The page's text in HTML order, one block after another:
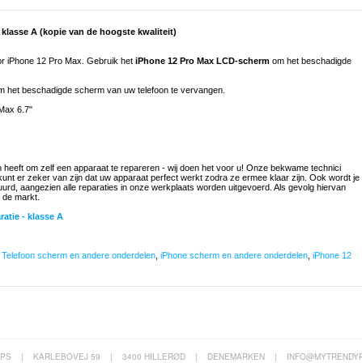
A (kopie van de hoogste kwaliteit)
iPhone 12 Pro Max. Gebruik het iPhone 12 Pro Max LCD-scherm om het beschadigde
het beschadigde scherm van uw telefoon te vervangen.
6.7"
om zelf een apparaat te repareren - wij doen het voor u! Onze bekwame technici
er zeker van zijn dat uw apparaat perfect werkt zodra ze ermee klaar zijn. Ook wordt je
aangezien alle reparaties in onze werkplaats worden uitgevoerd. Als gevolg hiervan
markt.
- klasse A
Telefoon scherm en andere onderdelen iPhone scherm en andere onderdelen iPhone 12
| KARLEBOVEJ 59 | 3400 HILLERØD | DENEMARKEN |